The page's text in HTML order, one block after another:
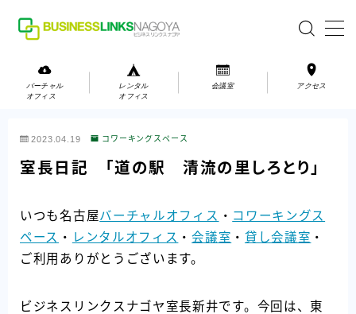
お問い合わせ
ご利用の流れ
バーチャル
オフィス
レンタル
オフィス
会議室 アクセス
2023.04.19 コワーキングスペース
室長日記 「道の駅 清流の里しろとり」
いつも名古屋バーチャルオフィス ・ コワーキングス
ペース ・ レンタルオフィス ・会議室 ・ 貸し会議室 ・
ご利用ありがとうございます。
ビジネスリンクスナゴヤ室長新井です。今回は、東